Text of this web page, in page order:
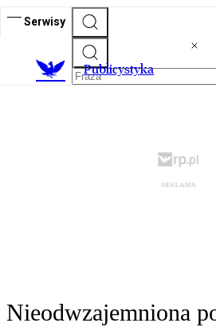
Serwisy
Publicystyka
Nieodwzajemniona